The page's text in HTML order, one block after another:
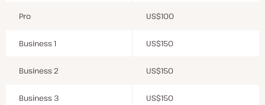
Pro US$100
Business 1 US$150
Business 2 US$150
Business 3 US$150